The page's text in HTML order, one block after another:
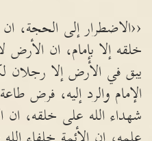
‹‹الاضطرار إلى الحجة،
خلقه إلا بإمام، ان
يبق في الأرض إلا رجلان
الإمام والرد إليه، فرض
شهداء الله على خلقه، ان